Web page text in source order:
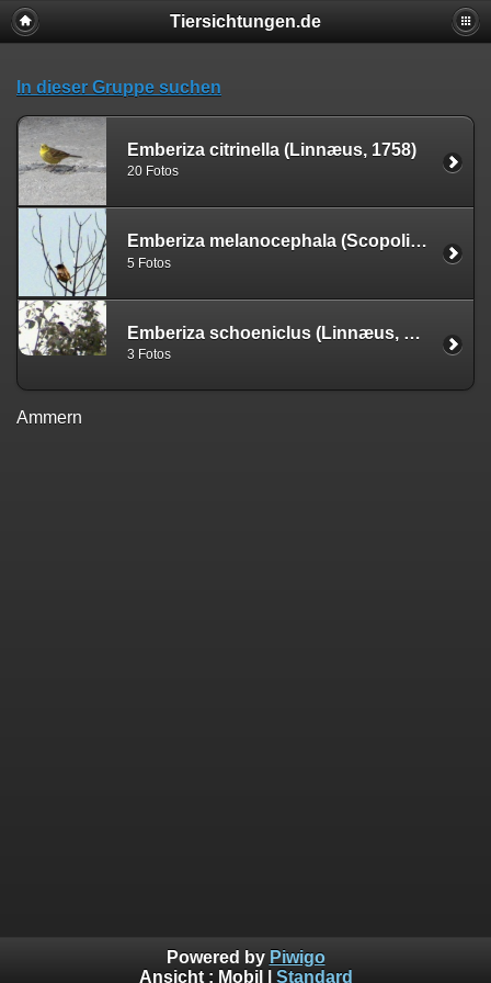
Tiersichtungen.de
In dieser Gruppe suchen
Emberiza citrinella (Linnæus, 1758)
20 Fotos
Emberiza melanocephala (Scopoli, 1769)
5 Fotos
Emberiza schoeniclus (Linnæus, 1758)
3 Fotos
Ammern
Powered by Piwigo
Ansicht : Mobil Standard